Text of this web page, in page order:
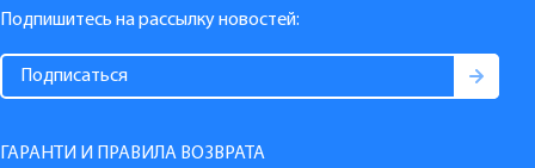
Подпишитесь на рассылку новостей:
ГАРАНТИ И ПРАВИЛА ВОЗВРАТА